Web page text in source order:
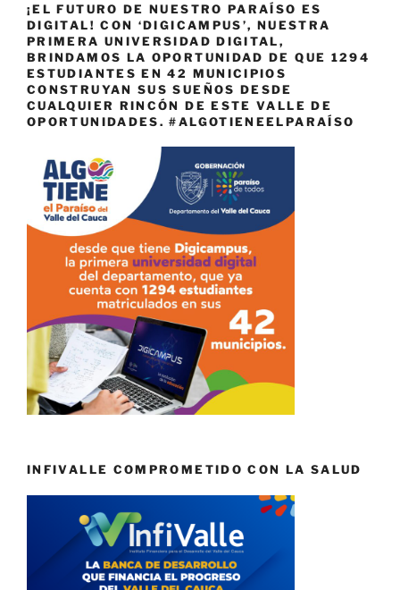
¡EL FUTURO DE NUESTRO PARAÍSO ES
DIGITAL! CON ‘DIGICAMPUS’, NUESTRA
PRIMERA UNIVERSIDAD DIGITAL,
BRINDAMOS LA OPORTUNIDAD DE QUE 1294
ESTUDIANTES EN 42 MUNICIPIOS
CONSTRUYAN SUS SUEÑOS DESDE
CUALQUIER RINCÓN DE ESTE VALLE DE
OPORTUNIDADES. #ALGOTIENEELPARAÍSO
INFIVALLE COMPROMETIDO CON LA SALUD